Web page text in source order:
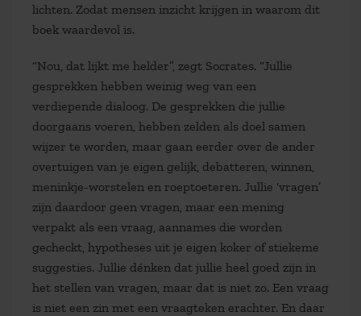
lichten. Zodat mensen inzicht krijgen in waarom dit
boek waardevol is.
“Nou, dat lijkt me helder”, zegt Socrates. “Jullie
gesprekken hebben weinig weg van een
verdiepende dialoog. De gesprekken die jullie
doorgaans voeren, hebben zelden als doel samen
wijzer te worden, maar gaan eerder over de ander
overtuigen van je eigen gelijk, debatteren, winnen,
meninkje-worstelen en roeptoeteren. Jullie ‘vragen’
zijn daardoor geen vragen, maar een mening
verpakt als een vraag, aannames die worden
gecheckt, hypotheses uit je eigen koker of stiekeme
suggesties. Jullie dénken dat jullie heel goed zijn in
het stellen van vragen, maar dat is niet zo. Een vraag
is niet een zin met een vraagteken erachter. En daar